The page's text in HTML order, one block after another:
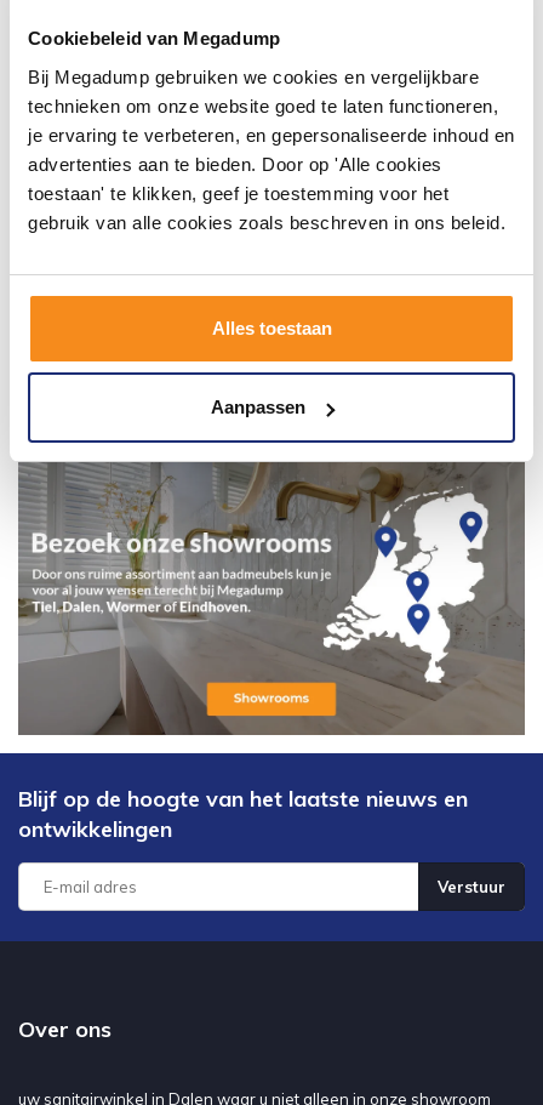
Cookiebeleid van Megadump
Bij Megadump gebruiken we cookies en vergelijkbare
technieken om onze website goed te laten functioneren,
je ervaring te verbeteren, en gepersonaliseerde inhoud en
advertenties aan te bieden. Door op 'Alle cookies
toestaan' te klikken, geef je toestemming voor het
gebruik van alle cookies zoals beschreven in ons beleid.
Alles toestaan
Aanpassen
en tag @megadumpnl. Samen bouwen we een
inspirerende omgeving vol met unieke
badkamerstijlen. Doe je mee?
Blijf op de hoogte van het laatste nieuws en
ontwikkelingen
Verstuur
Over ons
uw sanitairwinkel in Dalen waar u niet alleen in onze showroom